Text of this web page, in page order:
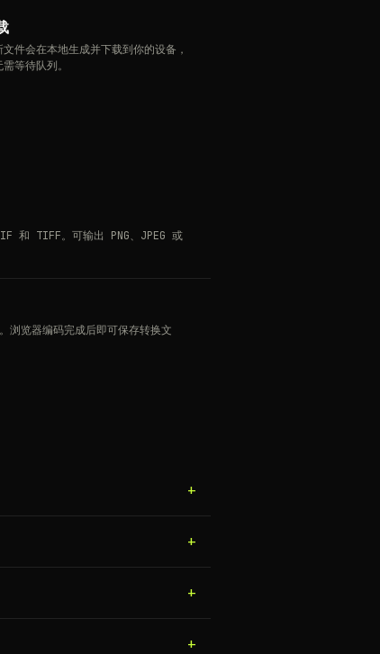
件会在本地生成并下载到你的设备，
等待队列。
和 TIFF。可输出 PNG、JPEG 或
浏览器编码完成后即可保存转换文
+
+
+
+